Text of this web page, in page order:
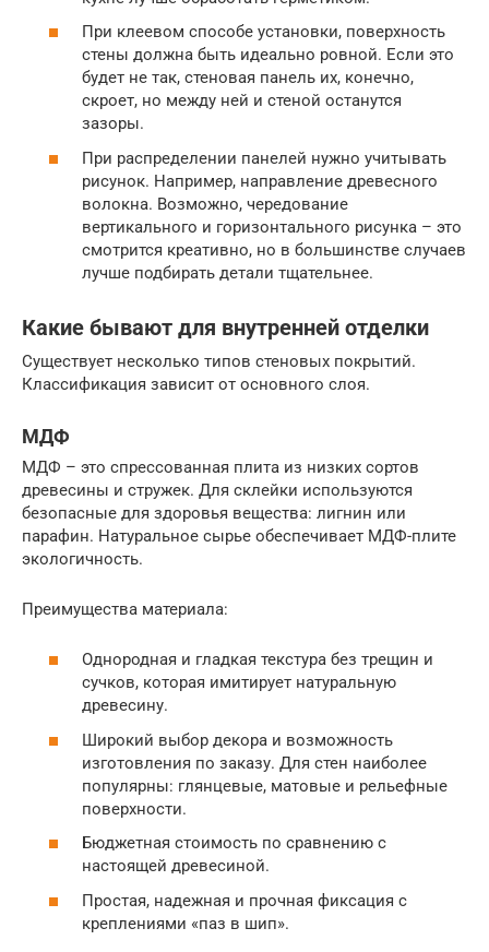
При клеевом способе установки, поверхность
стены должна быть идеально ровной. Если это
будет не так, стеновая панель их, конечно,
скроет, но между ней и стеной останутся
зазоры.
При распределении панелей нужно учитывать
рисунок. Например, направление древесного
волокна. Возможно, чередование
вертикального и горизонтального рисунка – это
смотрится креативно, но в большинстве случаев
лучше подбирать детали тщательнее.
Какие бывают для внутренней отделки
Существует несколько типов стеновых покрытий.
Классификация зависит от основного слоя.
МДФ
МДФ – это спрессованная плита из низких сортов
древесины и стружек. Для склейки используются
безопасные для здоровья вещества: лигнин или
парафин. Натуральное сырье обеспечивает МДФ-плите
экологичность.
Преимущества материала:
Однородная и гладкая текстура без трещин и
сучков, которая имитирует натуральную
древесину.
Широкий выбор декора и возможность
изготовления по заказу. Для стен наиболее
популярны: глянцевые, матовые и рельефные
поверхности.
Бюджетная стоимость по сравнению с
настоящей древесиной.
Простая, надежная и прочная фиксация с
креплениями «паз в шип».